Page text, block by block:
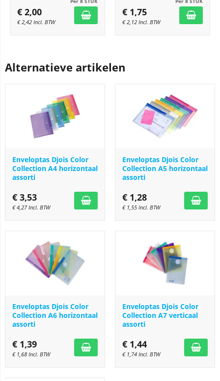
€ 2,00
€2,42 Incl. BTW
€ 1,75
€2,12 Incl. BTW
Alternatieve artikelen
Enveloptas Djois Color
Collection A4 horizontaal
assorti
€ 3,53
€4,27 Incl. BTW
Enveloptas Djois Color
Collection A5 horizontaal
assorti
€ 1,28
€ 1,55 Incl. BTW
Enveloptas Djois Color
Collection A6 horizontaal
assorti
€ 1,39
€ 1,68 Incl. BTW
Enveloptas Djois Color
Collection A7 verticaal
assorti
€ 1,44
€ 1,74 Incl. BTW